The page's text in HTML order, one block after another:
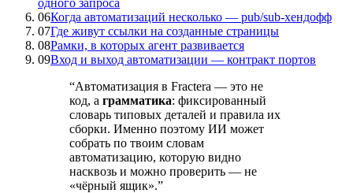
06Когда автоматизаций несколько — pub/sub-хендофф
07Где живут ссылки на созданные страницы
08Рамки, в которых агент развивается
09Вход и выход автоматизации — контракт портов
“Автоматизация в Fractera — это не
код, а грамматика: фиксированный
словарь типовых деталей и правила их
сборки. Именно поэтому ИИ может
собрать по твоим словам
автоматизацию, которую видно
насквозь и можно проверить — не
«чёрный ящик».”